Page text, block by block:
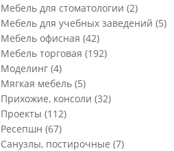
Мебель для стоматологии (2)
Мебель для учебных заведений (5)
Мебель офисная (42)
Мебель торговая (192)
Моделинг (4)
Мягкая мебель (5)
Прихожие, консоли (32)
Проекты (112)
Ресепшн (67)
Санузлы, постирочные (7)